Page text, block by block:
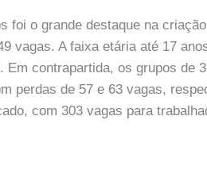
foi o grande destaque na
vagas. A faixa etária até 17
contrapartida, os grupos de
perdas de 57 e 63 vagas,
com 303 vagas para